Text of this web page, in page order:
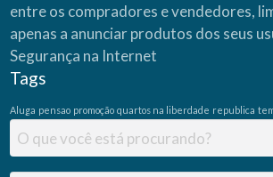
entre os compradores e vendedores,
apenas a anunciar produtos dos seus
Segurança na Internet
Tags
Aluga pensao promoção quartos na liberdade republica